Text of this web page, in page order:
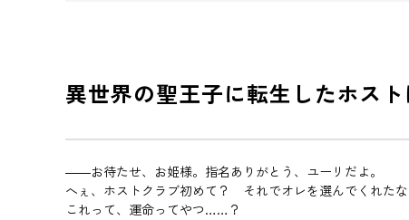
異世界の聖王子に転生したホス
――お待たせ、お姫様。指名ありがとう、ユーリだよ。
へぇ、ホストクラブ初めて？ それでオレを選んでくれたな
これって、運命ってやつ……？